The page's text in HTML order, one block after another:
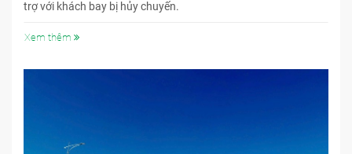
trợ với khách bay bị hủy chuyến.
Xem thêm